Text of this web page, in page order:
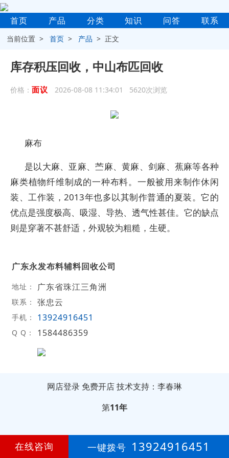
首页 产品 分类 知识 问答 联系
当前位置 >首页 > 产品 > 正文
库存积压回收，中山布匹回收
价格： 面议 2026-08-08 11:34:01 5620次浏览
麻布
是以大麻、亚麻、苎麻、黄麻、剑麻、蕉麻等各种
麻类植物纤维制成的一种布料。一般被用来制作休闲
装、工作装，2013年也多以其制作普通的夏装。它的
优点是强度极高、吸湿、导热、透气性甚佳。它的缺点
则是穿著不甚舒适，外观较为粗糙，生硬。
广东永发布料辅料回收公司
地址： 广东省珠江三角洲
联系： 张忠云
手机： 13924916451
Q Q： 1584486359
网店登录 免费开店技术支持：李春琳
第11年
在线咨询 一键拨号 13924916451